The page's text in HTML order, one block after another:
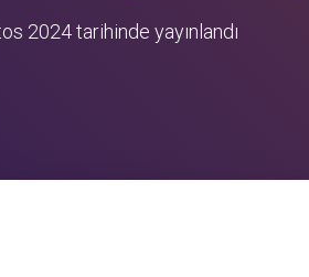
2024tarihinde yayınlandı